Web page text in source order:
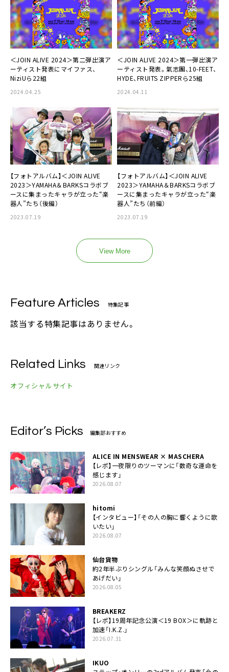
＜JOIN ALIVE 2024＞第二弾出演ア
ーティスト発表にマイファス、
NiziUら22組
2024.04.25
＜JOIN ALIVE 2024＞第一弾出演ア
ーティスト発表。氣志團、10-FEET、
HYDE、FRUITS ZIPPERら25組
2024.04.11
【フォトアルバム】＜JOIN ALIVE
2023＞YAMAHA＆BARKSコラボブ
ースに集まったキャラが立った“楽
器人”たち（後編）
2023.07.19
【フォトアルバム】＜JOIN ALIVE
2023＞YAMAHA＆BARKSコラボブ
ースに集まったキャラが立った“楽
器人”たち（前編）
2023.07.19
View More
Feature Articles 特集記事
該当する特集記事はありません。
Related Links 関連リンク
オフィシャルサイト
Editor’s Picks 編集部おすすめ
ALICE IN MENSWEAR × MASCHERA
【レポ】一夜限りのツーマンに「数奇な運命を
感じます」
2026.08.07
hitomi
【インタビュー】「その人の胸に響くように歌
いたい」
2026.08.07
仙台貨物
約2年半ぶりシングル「みんな笑顔ぬさせで
あげだい」
2026.08.05
BREAKERZ
【レポ】19周年記念公演＜19 BOX＞に軌跡と
加速「I.K.Z.」
2026.07.31
IKUO